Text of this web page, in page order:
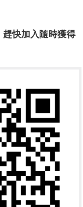
趕快加入隨時獲得